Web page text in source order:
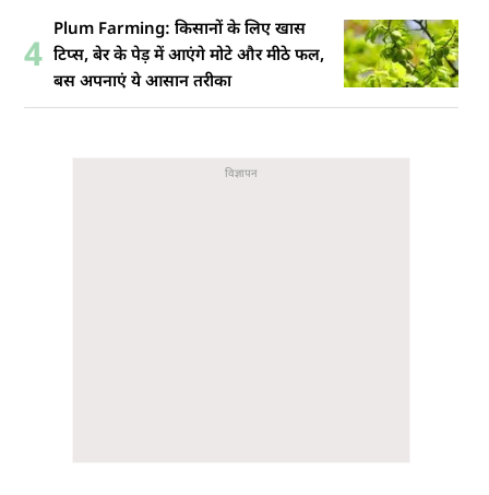
4
Plum Farming: किसानों के लिए खास
टिप्स, बेर के पेड़ में आएंगे मोटे और मीठे फल,
बस अपनाएं ये आसान तरीका